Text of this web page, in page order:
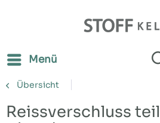
Menü
Übersicht
Reissverschluss